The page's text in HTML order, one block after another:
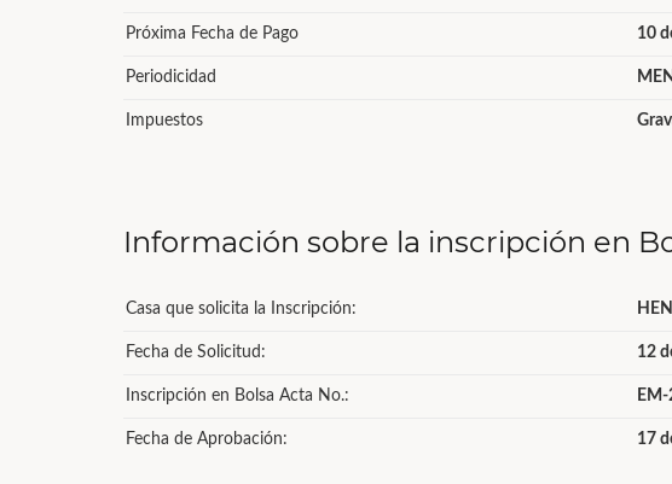
Próxima Fecha de Pago 10
Periodicidad
Impuestos
Información sobre la inscripción en
Casa que solicita la Inscripción:
Fecha de Solicitud: 12
Inscripción en Bolsa Acta No.:
Fecha de Aprobación: 17